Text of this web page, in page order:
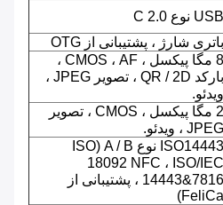
USB نوع C 2.0
باتری شارژ ، پشتیبانی از OTG
8 مگا پیکسل ، CMOS ، AF ،
بارکد QR / 2D ، تصویر JPEG ،
ویدئو.
2 مگا پیکسل ، CMOS ، تصویر
JPEG ، ویدئو.
ISO14443 نوع A / B (ISO
18092 NFC ، ISO/IEC
14443&7816 ، پشتیبانی از
FeliCa)